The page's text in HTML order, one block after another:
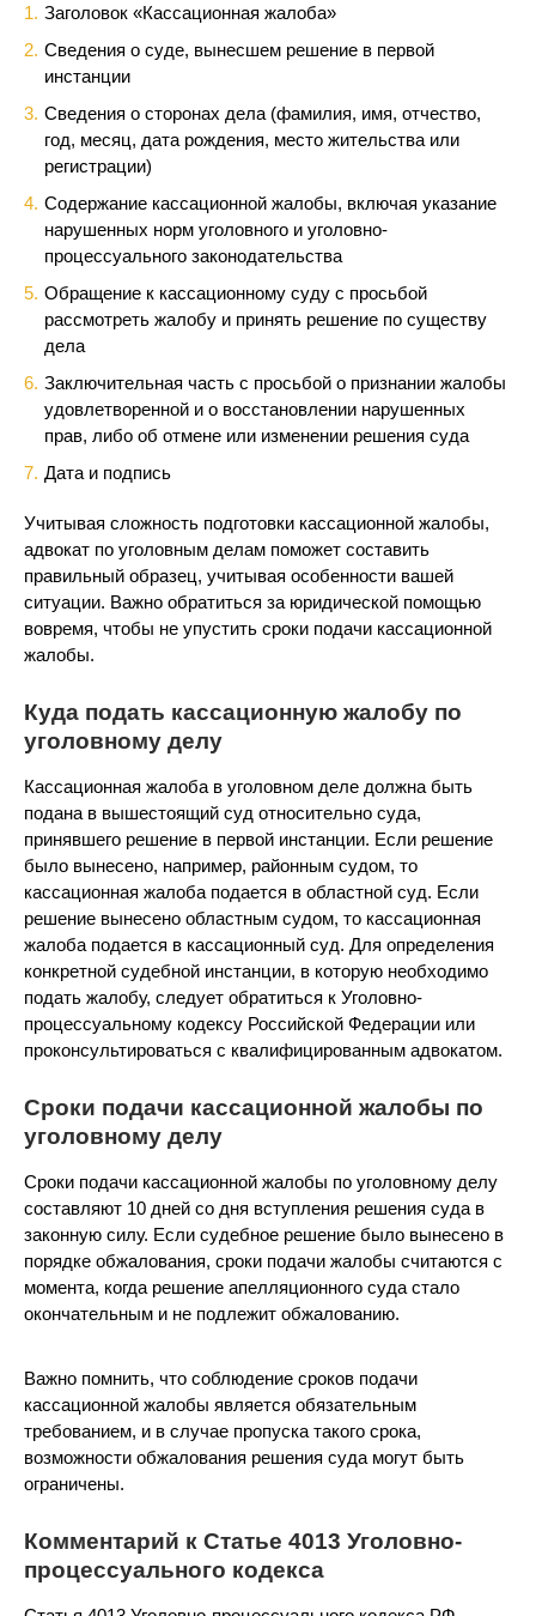
Заголовок «Кассационная жалоба»
Сведения о суде, вынесшем решение в первой
инстанции
Сведения о сторонах дела (фамилия, имя, отчество,
год, месяц, дата рождения, место жительства или
регистрации)
Содержание кассационной жалобы, включая указание
нарушенных норм уголовного и уголовно-
процессуального законодательства
Обращение к кассационному суду с просьбой
рассмотреть жалобу и принять решение по существу
дела
Заключительная часть с просьбой о признании жалобы
удовлетворенной и о восстановлении нарушенных
прав, либо об отмене или изменении решения суда
Дата и подпись
Учитывая сложность подготовки кассационной жалобы,
адвокат по уголовным делам поможет составить
правильный образец, учитывая особенности вашей
ситуации. Важно обратиться за юридической помощью
вовремя, чтобы не упустить сроки подачи кассационной
жалобы.
Куда подать кассационную жалобу по
уголовному делу
Кассационная жалоба в уголовном деле должна быть
подана в вышестоящий суд относительно суда,
принявшего решение в первой инстанции. Если решение
было вынесено, например, районным судом, то
кассационная жалоба подается в областной суд. Если
решение вынесено областным судом, то кассационная
жалоба подается в кассационный суд. Для определения
конкретной судебной инстанции, в которую необходимо
подать жалобу, следует обратиться к Уголовно-
процессуальному кодексу Российской Федерации или
проконсультироваться с квалифицированным адвокатом.
Сроки подачи кассационной жалобы по
уголовному делу
Сроки подачи кассационной жалобы по уголовному делу
составляют 10 дней со дня вступления решения суда в
законную силу. Если судебное решение было вынесено в
порядке обжалования, сроки подачи жалобы считаются с
момента, когда решение апелляционного суда стало
окончательным и не подлежит обжалованию.
Важно помнить, что соблюдение сроков подачи
кассационной жалобы является обязательным
требованием, и в случае пропуска такого срока,
возможности обжалования решения суда могут быть
ограничены.
Комментарий к Статье 4013 Уголовно-
процессуального кодекса